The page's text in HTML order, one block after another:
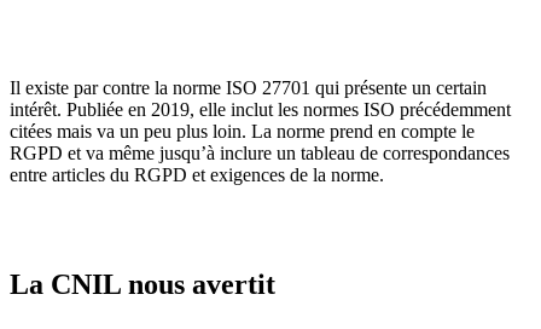
Il existe par contre la norme ISO 27701 qui présente un certain
intérêt. Publiée en 2019, elle inclut les normes ISO précédemment
citées mais va un peu plus loin. La norme prend en compte le
RGPD et va même jusqu’à inclure un tableau de correspondances
entre articles du RGPD et exigences de la norme.
La CNIL nous avertit